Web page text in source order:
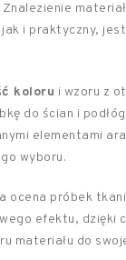
Znalezienie
i praktyczny,
koloru i wzoru z
do ścian i
elementami
wyboru.
ocena próbek
efektu, dzięki
materiału do